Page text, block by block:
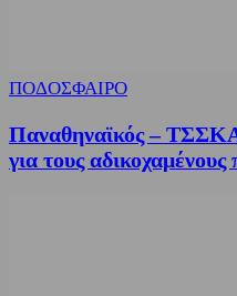
ΠΟΔΟΣΦΑΙΡΟ
Παναθηναϊκός –
για τους